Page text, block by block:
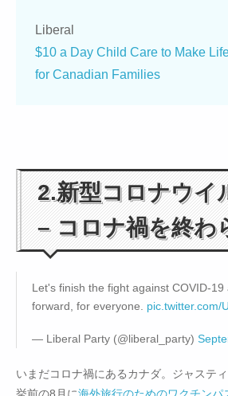
Liberal
$10 a Day Child Care to Make
for Canadian Families
2.新型コロナウイ
– コロナ禍を終わ
Let's finish the fight against COVID-
forward, for everyone. pic.twitter.com/
— Liberal Party (@liberal_party)
いまだコロナ禍にあるカナダ。ジャステ